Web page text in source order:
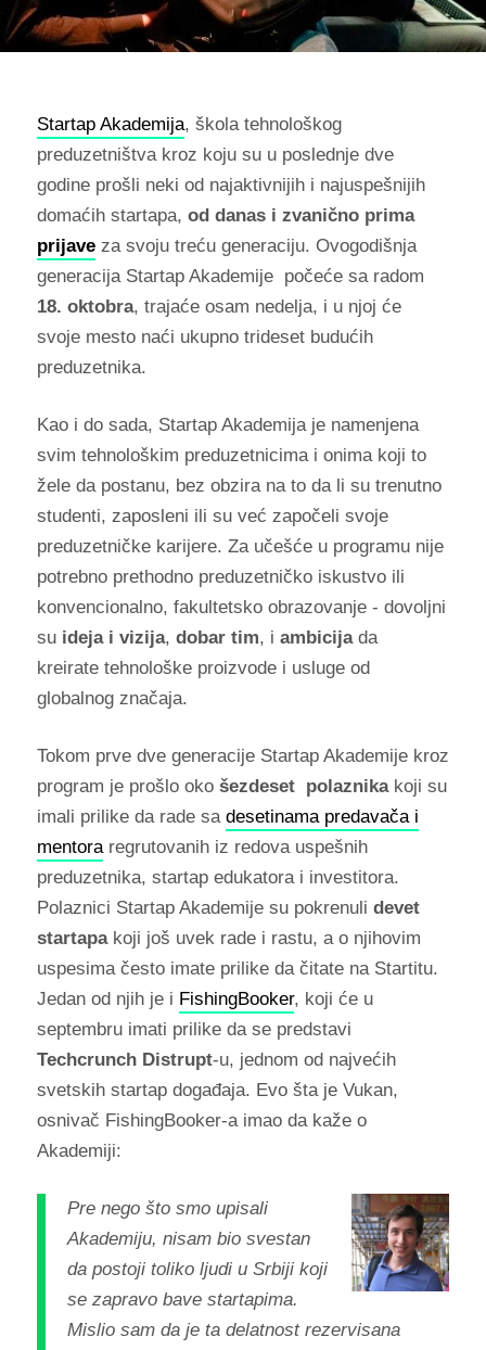
Startap Akademija, škola tehnološkog
preduzetništva kroz koju su u poslednje dve
godine prošli neki od najaktivnijih i najuspešnijih
domaćih startapa, od danas i zvanično prima
prijaveza svoju treću generaciju. Ovogodišnja
generacija Startap Akademije počeće sa radom
18. oktobra, trajaće osam nedelja, i u njoj će
svoje mesto naći ukupno trideset budućih
preduzetnika.
Kao i do sada, Startap Akademija je namenjena
svim tehnološkim preduzetnicima i onima koji to
žele da postanu, bez obzira na to da li su trenutno
studenti, zaposleni ili su već započeli svoje
preduzetničke karijere. Za učešće u programu nije
potrebno prethodno preduzetničko iskustvo ili
konvencionalno, fakultetsko obrazovanje - dovoljni
su ideja i vizija, dobar tim, i ambicijada
kreirate tehnološke proizvode i usluge od
globalnog značaja.
Tokom prve dve generacije Startap Akademije kroz
program je prošlo okošezdeset polaznikakoji su
imali prilike da rade sa desetinama predavača i
mentoraregrutovanih iz redova uspešnih
preduzetnika, startap edukatora i investitora.
Polaznici Startap Akademije su pokrenuli devet
startapakoji još uvek rade i rastu, a o njihovim
uspesima često imate prilike da čitate na Startitu.
Jedan od njih je i FishingBooker, koji će u
septembru imati prilike da se predstavi
Techcrunch Distrupt-u, jednom od najvećih
svetskih startap događaja. Evo šta je Vukan,
osnivač FishingBooker-a imao da kaže o
Akademiji:
Pre nego što smo upisali
Akademiju, nisam bio svestan
da postoji toliko ljudi u Srbiji koji
se zapravo bave startapima.
Mislio sam da je ta delatnost rezervisana